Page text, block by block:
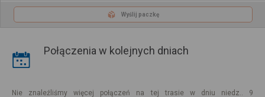
Wyślij paczkę
Połączenia w kolejnych dniach
Nie znaleźliśmy więcej połączeń na tej trasie w dniu niedz.. 9